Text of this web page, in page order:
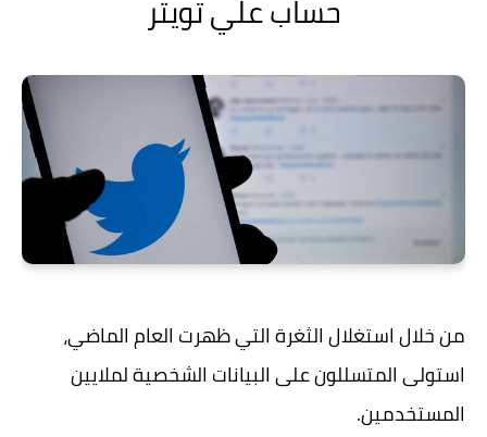
حساب علي تويتر
من خلال استغلال الثغرة التي ظهرت العام الماضي،
استولى المتسللون على البيانات الشخصية لملايين
المستخدمين.